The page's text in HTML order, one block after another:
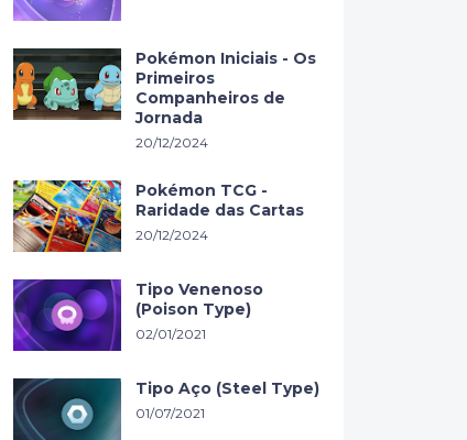
Pokémon Iniciais - Os
Primeiros
Companheiros de
Jornada
20/12/2024
Pokémon TCG -
Raridade das Cartas
20/12/2024
Tipo Venenoso
(Poison Type)
02/01/2021
Tipo Aço (Steel Type)
01/07/2021